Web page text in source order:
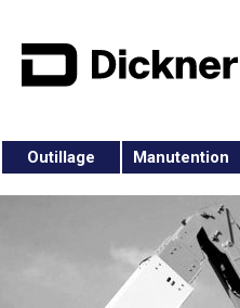
Outillage Manutention